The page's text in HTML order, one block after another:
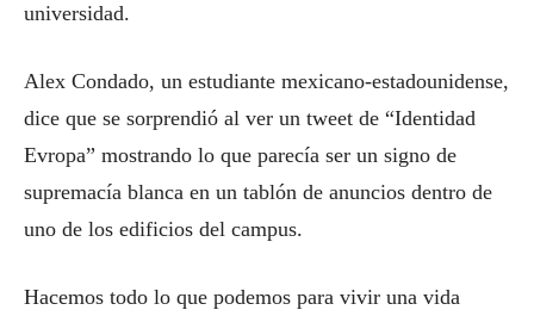
universidad.
Alex Condado, un estudiante mexicano-estadounidense,
dice que se sorprendió al ver un tweet de “Identidad
Evropa” mostrando lo que parecía ser un signo de
supremacía blanca en un tablón de anuncios dentro de
uno de los edificios del campus.
Hacemos todo lo que podemos para vivir una vida